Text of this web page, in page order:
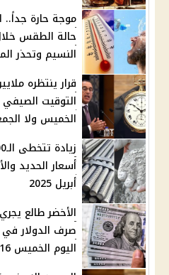
موجة حارة
حالة الطقس
النسيم وتحذر
قرار ينتظره
الخميس ولا
أبريل 2025
الأخضر طالع
صرف الدولار في
اليوم الخميس 16 أبريل 2025